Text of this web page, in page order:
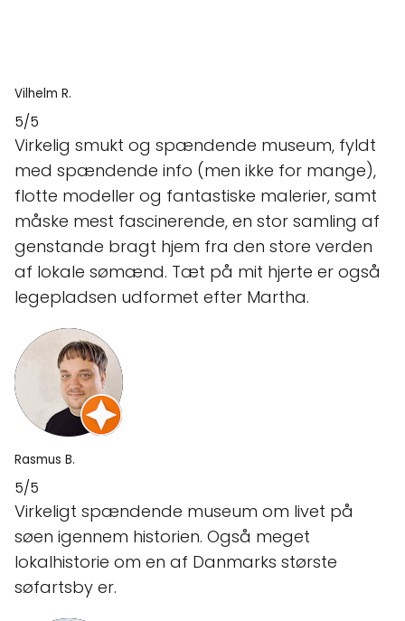
Vilhelm R.
5/5
Virkelig smukt og spændende museum, fyldt
med spændende info (men ikke for mange),
flotte modeller og fantastiske malerier, samt
måske mest fascinerende, en stor samling af
genstande bragt hjem fra den store verden
af lokale sømænd. Tæt på mit hjerte er også
legepladsen udformet efter Martha.
Rasmus B.
5/5
Virkeligt spændende museum om livet på
søen igennem historien. Også meget
lokalhistorie om en af Danmarks største
søfartsby er.